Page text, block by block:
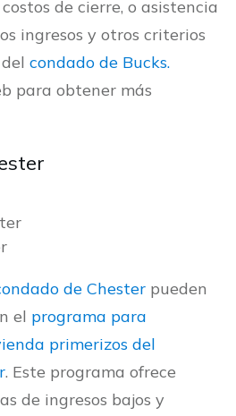
de cierre, o asistencia
ingresos y otros criterios
condado de Bucks.
para obtener más
ondado de Chester pueden
el programa para
primerizos del
. Este programa ofrece
de ingresos bajos y